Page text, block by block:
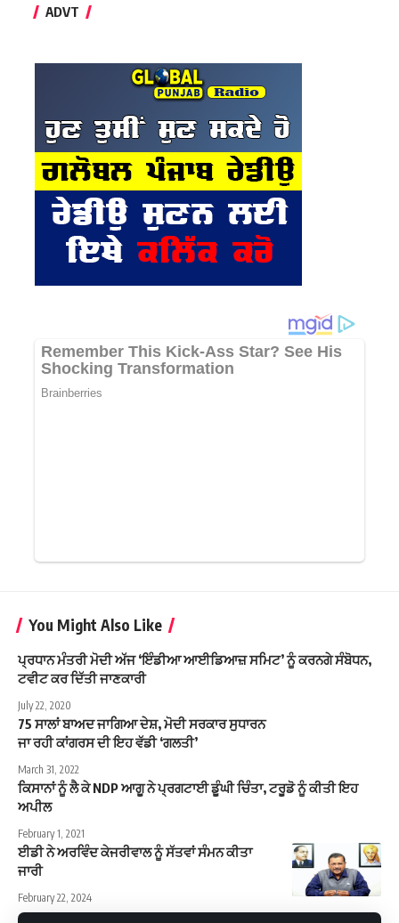
ADVT
You Might Also Like
ਪ੍ਰਧਾਨ ਮੰਤਰੀ ਮੋਦੀ ਅੱਜ ‘ਇੰਡੀਆ ਆਈਡਿਆਜ਼ ਸਮਿਟ’ ਨੂੰ ਕਰਨਗੇ ਸੰਬੋਧਨ,
ਟਵੀਟ ਕਰ ਦਿੱਤੀ ਜਾਣਕਾਰੀ
July 22, 2020
75 ਸਾਲਾਂ ਬਾਅਦ ਜਾਗਿਆ ਦੇਸ਼, ਮੋਦੀ ਸਰਕਾਰ ਸੁਧਾਰਨ
ਜਾ ਰਹੀ ਕਾਂਗਰਸ ਦੀ ਇਹ ਵੱਡੀ ‘ਗਲਤੀ’
March 31, 2022
ਕਿਸਾਨਾਂ ਨੂੰ ਲੈ ਕੇ NDP ਆਗੂ ਨੇ ਪ੍ਰਗਟਾਈ ਡੂੰਘੀ ਚਿੰਤਾ, ਟਰੂਡੋ ਨੂੰ ਕੀਤੀ ਇਹ
ਅਪੀਲ
February 1, 2021
ਈਡੀ ਨੇ ਅਰਵਿੰਦ ਕੇਜਰੀਵਾਲ ਨੂੰ ਸੱਤਵਾਂ ਸੰਮਨ ਕੀਤਾ
ਜਾਰੀ
February 22, 2024